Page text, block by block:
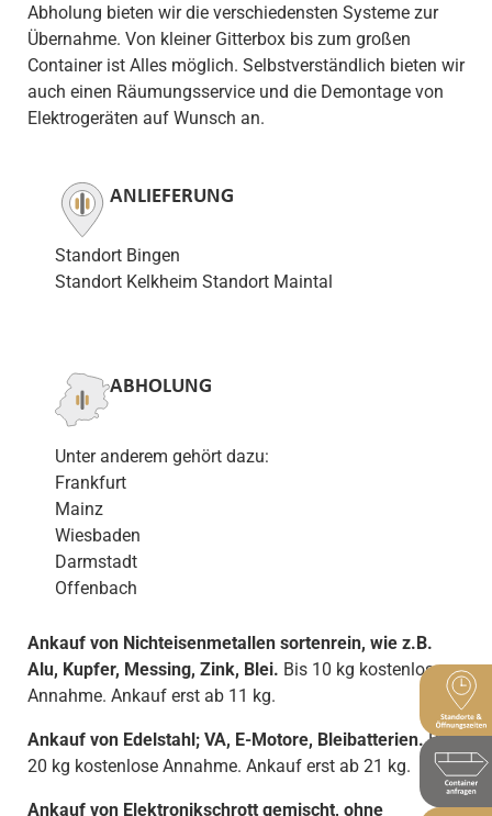
Abholung bieten wir die verschiedensten Systeme zur
Übernahme. Von kleiner Gitterbox bis zum großen
Container ist Alles möglich. Selbstverständlich bieten wir
auch einen Räumungsservice und die Demontage von
Elektrogeräten auf Wunsch an.
ANLIEFERUNG
Standort Bingen
Standort Kelkheim Standort Maintal
ABHOLUNG
Unter anderem gehört dazu:
Frankfurt
Mainz
Wiesbaden
Darmstadt
Offenbach
Ankauf von Nichteisenmetallen sortenrein, wie z.B.
Alu, Kupfer, Messing, Zink, Blei. Bis 10 kg kostenlose
Annahme. Ankauf erst ab 11 kg.
Ankauf von Edelstahl; VA, E-Motore, Bleibatterien.Bis
20 kg kostenlose Annahme. Ankauf erst ab 21 kg.
Ankauf von Elektronikschrott gemischt, ohne